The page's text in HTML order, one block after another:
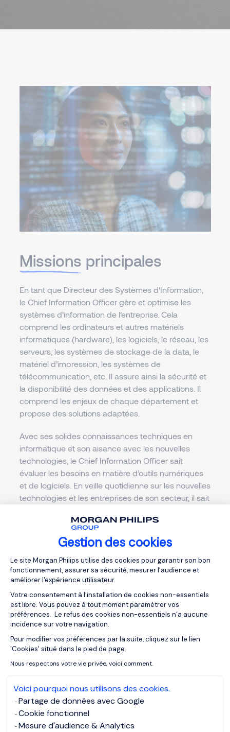
Gestion des cookies
Plateforme de Gestion du
Le site Morgan Philips utilise des cookies pour garantir son bon
fonctionnement, assurer sa sécurité, mesurer l'audience et
améliorer l'expérience utilisateur.
Votre consentement à l'installation de cookies non-essentiels
est libre. Vous pouvez à tout moment paramétrer vos
préférences. Le refus des cookies non-essentiels n’a aucune
incidence sur votre navigation.
Pour modifier vos préférences par la suite, cliquez sur le lien
'Cookies' situé dans le pied de page.
Nous respectons votre vie privée, voici comment.
Voici pourquoi nous utilisons des cookies.
Partage de données avec Google
Cookie fonctionnel
Mesure d'audience & Analytics
Axeptio consent
Missions principales
En tant que Directeur des Systèmes d'Information,
le Chief Information Officer gère et optimise les
systèmes d’information de l’entreprise. Cela
comprend les ordinateurs et autres matériels
informatiques (hardware), les logiciels, le réseau, les
serveurs, les systèmes de stockage de la data, le
matériel d’impression, les systèmes de
télécommunication, etc. Il assure ainsi la sécurité et
la disponibilité des données et des applications. Il
comprend les enjeux de chaque département et
propose des solutions adaptées.
Avec ses solides connaissances techniques en
informatique et son aisance avec les nouvelles
technologies, le Chief Information Officer sait
évaluer les besoins en matière d’outils numériques
et de logiciels. En veille quotidienne sur les nouvelles
technologies et les entreprises de son secteur, il sait
optimale, compétitive et innovante. En effet, le Chief
Information Officer est capable de comprendre et
de mettre en œuvre des solutions logicielles
complexes et d'évaluer les différentes options
technologiques disponibles sur le marché.
Il est aussi un grand leader : il manage l’ensemble
des équipes informatiques et s’occupe aussi des
prestataires externes. Il met en place des processus
solutions numériques. Il effectue le suivi des
précisément les délais liés aux différents projets
dans la stratégie globale de l’entreprise : il fait
souvent partie de la direction générale et/ou du
conseil d’administration.